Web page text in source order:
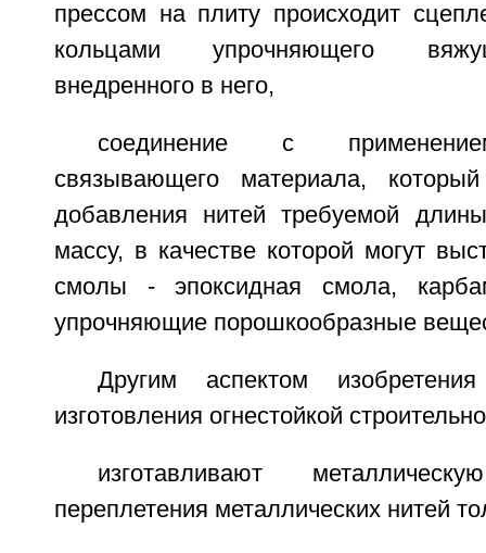
прессом на плиту происходит
кольцами упрочняющего
внедренного в него,
соединение с
связывающего материала,
добавления нитей требуемой
массу, в качестве которой могут
смолы - эпоксидная смола,
упрочняющие порошкообразные
Другим аспектом
изготовления огнестойкой
изготавливают
переплетения металлических нитей